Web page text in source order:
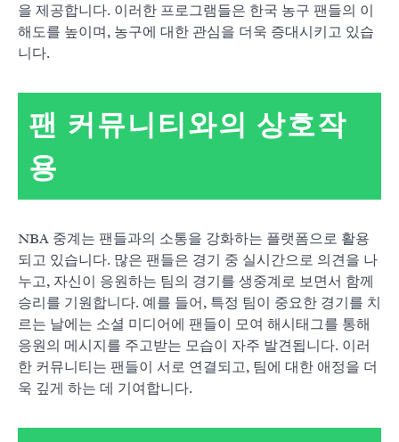
을 제공합니다. 이러한 프로그램들은 한국 농구 팬들의 이
해도를 높이며, 농구에 대한 관심을 더욱 증대시키고 있습
니다.
팬 커뮤니티와의 상호작
용
NBA 중계는 팬들과의 소통을 강화하는 플랫폼으로 활용
되고 있습니다. 많은 팬들은 경기 중 실시간으로 의견을 나
누고, 자신이 응원하는 팀의 경기를 생중계로 보면서 함께
승리를 기원합니다. 예를 들어, 특정 팀이 중요한 경기를 치
르는 날에는 소셜 미디어에 팬들이 모여 해시태그를 통해
응원의 메시지를 주고받는 모습이 자주 발견됩니다. 이러
한 커뮤니티는 팬들이 서로 연결되고, 팀에 대한 애정을 더
욱 깊게 하는 데 기여합니다.